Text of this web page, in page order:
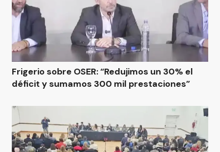
Frigerio sobre OSER: “Redujimos un 30% el
déficit y sumamos 300 mil prestaciones”